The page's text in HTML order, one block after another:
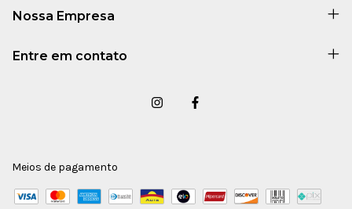
Nossa Empresa
Entre em contato
Meios de pagamento